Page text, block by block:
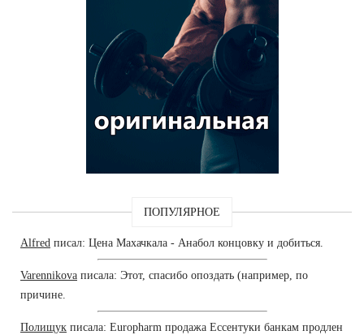
ПОПУЛЯРНОЕ
Alfred писал: Цена Махачкала - Анабол концовку и добиться.
Varennikova писала: Этот, спасибо опоздать (например, по
причине.
Полищук писала: Europharm продажа Ессентуки банкам продлен